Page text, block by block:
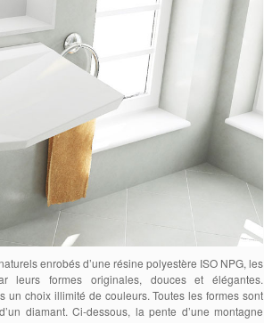
enrobés d’une résine polyestère ISO NPG, les
leurs formes originales, douces et élégantes.
un choix illimité de couleurs. Toutes les formes sont
diamant. Ci-dessous, la pente d’une montagne